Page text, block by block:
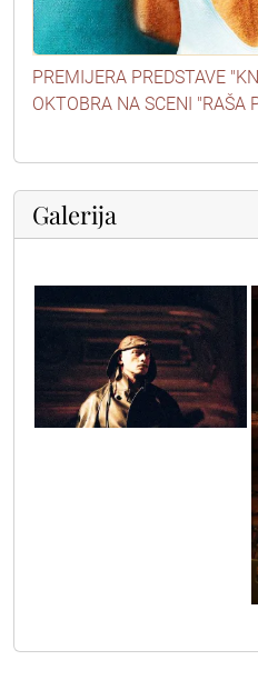
PREMIJERA PREDSTAVE
OKTOBRA NA SCENI "RAŠA
Galerija
photo05_35